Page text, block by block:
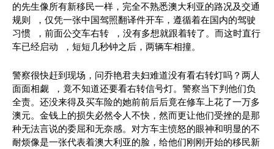
的先生像所有新移民一样，完全不熟悉澳大利亚的路况及交通
规则 ，仅凭一张中国驾照翻译件开车，遵循着在国内的驾驶
习惯 ，前面公交车右转 ，没有多想就跟着转了。而这时直行
车已经启动 ，短短几秒钟之后，两辆车相撞。
警察很快赶到现场，问乔艳君夫妇难道没有看右转灯吗？两人
面面相觑 ，竟不知道还要看右转信号灯。警察当下判他们负
全责。还没来得及买车险的她前前后后竟在修车上花了一万多
澳元。金钱上的损失必然令人不快，然而更让他们受挫的是那
种无法言说的委屈和无奈感。对方车主愤怒的眼神和明显的不
耐烦像是一张代表着澳大利亚的脸，给他们刚刚开始的移民新